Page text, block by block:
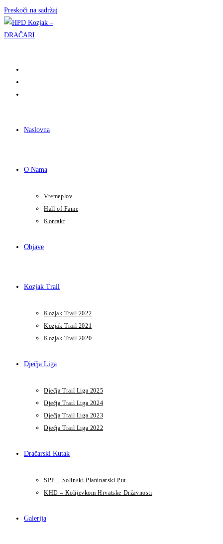
Preskoči na sadržaj
Naslovna
O Nama
Vremeplov
Hall of Fame
Kontakt
Objave
Kozjak Trail
Kozjak Trail 2022
Kozjak Trail 2021
Kozjak Trail 2020
Dječja Liga
Dječja Trail Liga 2025
Dječja Trail Liga 2024
Dječja Trail Liga 2023
Dječja Trail Liga 2022
Dračarski Kutak
SPP – Solinski Planinarski Put
KHD – Kolijevkom Hrvatske Državnosti
Galerija